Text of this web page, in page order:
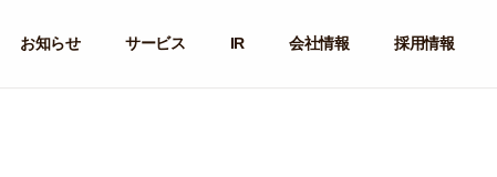
お知らせ サービス IR 会社情報 採用情報